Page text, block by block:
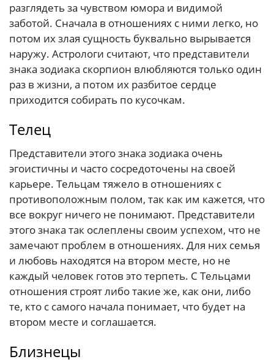
разглядеть за чувством юмора и видимой
заботой. Сначала в отношениях с ними легко, но
потом их злая сущность буквально вырывается
наружу. Астрологи считают, что представители
знака зодиака скорпион влюбляются только один
раз в жизни, а потом их разбитое сердце
приходится собирать по кусочкам.
Телец
Представители этого знака зодиака очень
эгоистичны и часто сосредоточены на своей
карьере. Тельцам тяжело в отношениях с
противоположным полом, так как им кажется, что
все вокруг ничего не понимают. Представители
этого знака так ослеплены своим успехом, что не
замечают проблем в отношениях. Для них семья
и любовь находятся на втором месте, но не
каждый человек готов это терпеть. С Тельцами
отношения строят либо такие же, как они, либо
те, кто с самого начала понимает, что будет на
втором месте и соглашается.
Близнецы